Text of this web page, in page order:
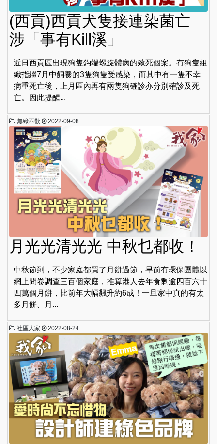
(西貢)西貢犬隻接連染菌亡
涉「事有Kill溪」
近日西貢區出現狗隻鈎端螺旋體病的致死個案。有狗隻組
織指繼7月中飼養的3隻狗隻受感染，而其中有一隻不幸
病重死亡後，上月區內再有兩隻狗確診亦分別確診及死
亡。因此提醒...
無綠不歡 2022-09-08
月光光清光光 中秋乜都收！
中秋節到，不少家庭都買了月餅過節，早前有環保團體以
網上問卷調查三百個家庭，推算港人去年食剩逾四百六十
四萬個月餅，比前年大幅飆升約6成！一旦家中真的有太
多月餅、月...
社區人家 2022-08-24